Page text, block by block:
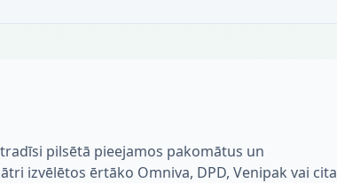
pilsētā pieejamos pakomātus un
izvēlētos ērtāko Omniva, DPD, Venipak vai cita